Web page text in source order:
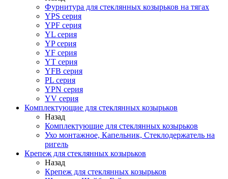
Фурнитура для стеклянных козырьков на тягах
YPS серия
YPF серия
YL серия
YP серия
YF серия
YT серия
YFB серия
PL серия
YPN серия
YV серия
Комплектующие для стеклянных козырьков
Назад
Комплектующие для стеклянных козырьков
Ухо монтажное, Капельник, Стеклодержатель на
ригель
Крепеж для стеклянных козырьков
Назад
Крепеж для стеклянных козырьков